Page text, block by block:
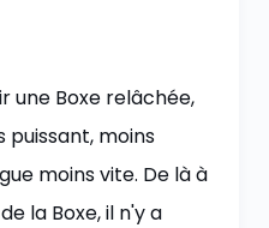
une Boxe relâchée,
puissant, moins
moins vite. De là à
la Boxe, il n'y a